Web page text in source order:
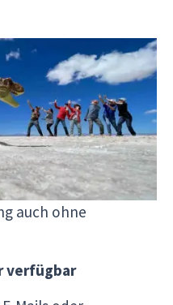
gesamten
aller
Infos, um jede
optimal zu genießen.
online oder offline –
auch ohne
verfügbar